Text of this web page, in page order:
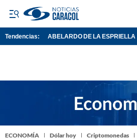
Tendencias: ABELARDO DE LA ESPRIELLA
ECONOMÍA Dólar hoy Criptomonedas